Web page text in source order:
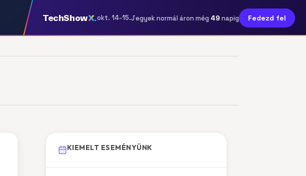
TechShow okt. 14-15.Jegyek normál áron még 49 napig Fedezd fel
KIEMELT ESEMÉNYÜNK